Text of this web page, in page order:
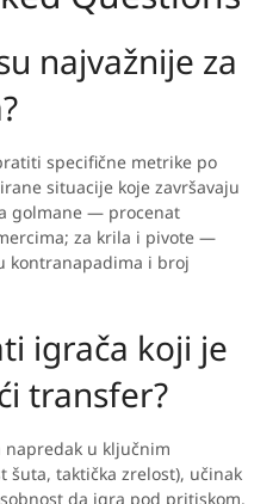
najvažnije za
specifične metrike po
situacije koje završavaju
golmane — procenat
za krila i pivote —
kontranapadima i broj
igrača koji je
transfer?
u ključnim
šuta, taktička zrelost), učinak
da igra pod pritiskom.